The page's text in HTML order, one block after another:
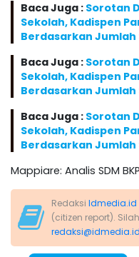
Baca Juga : Sorotan
Sekolah, Kadispen
Berdasarkan Jumlah
Baca Juga : Sorotan
Sekolah, Kadispen
Berdasarkan Jumlah
Baca Juga : Sorotan
Sekolah, Kadispen
Berdasarkan Jumlah
Mappiare: Analis SDM
Redaksi Idmedia.id
(citizen report).
redaksi@idmedia.id